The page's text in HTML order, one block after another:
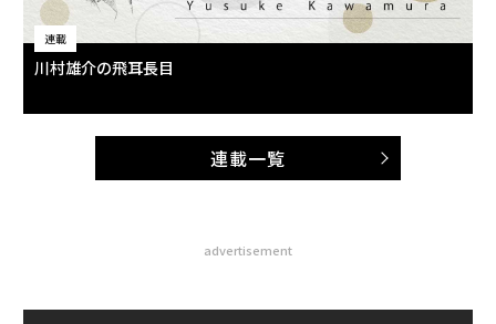
連載
川村雄介の飛耳長目
連載一覧
advertisement